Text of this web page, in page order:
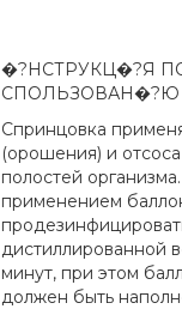
�?НСТРУКЦ�?Я
СПОЛЬЗОВАН�?Ю
Спринцовка
(орошения) и
полостей
применением
дистиллированной
минут, при этом
должен быть